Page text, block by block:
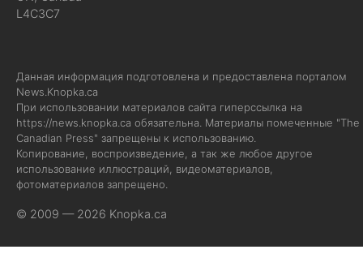
L4C3C7
Данная информация подготовлена и предоставлена порталом
News.Knopka.ca
При использовании материалов сайта гиперссылка на
https://news.knopka.ca обязательна. Материалы помеченные "The
Canadian Press" запрещены к использованию.
Копирование, воспроизведение, а так же любое другое
использование иллюстраций, видеоматериалов,
фотоматериалов запрещено.
© 2009 — 2026 Knopka.ca